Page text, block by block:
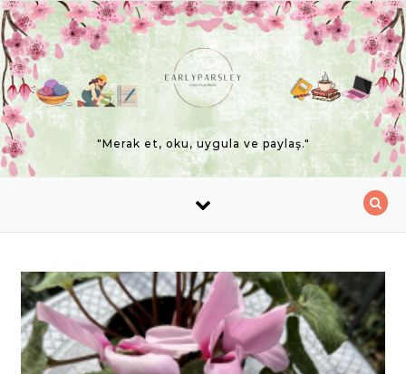
Skip to content
"Merak et, oku, uygula ve paylaş."